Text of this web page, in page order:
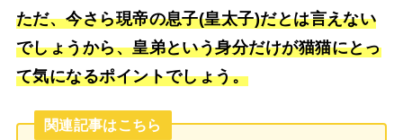
ただ、今さら現帝の息子(皇太子)だとは言えない
でしょうから、皇弟という身分だけが猫猫にとっ
て気になるポイントでしょう。
関連記事はこちら